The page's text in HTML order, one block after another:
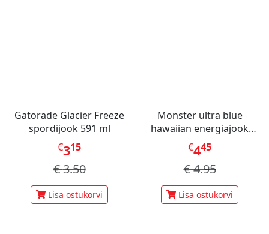
Gatorade Glacier Freeze
spordijook 591 ml
€315
€3.50
Lisa ostukorvi
Monster ultra blue
hawaiian energiajook
473ml
€445
€4.95
Lisa ostukorvi